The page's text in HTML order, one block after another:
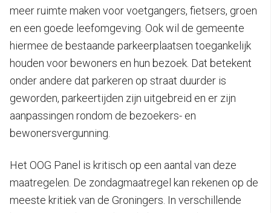
meer ruimte maken voor voetgangers, fietsers, groen
en een goede leefomgeving. Ook wil de gemeente
hiermee de bestaande parkeerplaatsen toegankelijk
houden voor bewoners en hun bezoek. Dat betekent
onder andere dat parkeren op straat duurder is
geworden, parkeertijden zijn uitgebreid en er zijn
aanpassingen rondom de bezoekers- en
bewonersvergunning.
Het OOG Panel is kritisch op een aantal van deze
maatregelen. De zondagmaatregel kan rekenen op de
meeste kritiek van de Groningers. In verschillende